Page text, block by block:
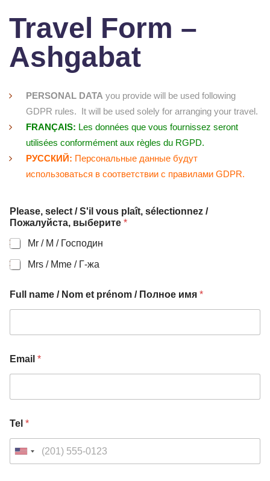
Travel Form –
Ashgabat
PERSONAL DATA you provide will be used following
GDPR rules. It will be used solely for arranging your travel.
FRANÇAIS: Les données que vous fournissez seront
utilisées conformément aux règles du RGPD.
РУССКИЙ: Персональные данные будут
использоваться в соответствии с правилами GDPR.
Please, select / S'il vous plaît, sélectionnez /
Пожалуйста, выберите *
Mr / M / Господин
Mrs / Mme / Г-жа
Full name / Nom et prénom / Полное имя *
Email *
Tel *
U